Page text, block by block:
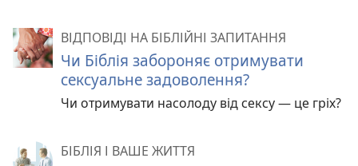
ВІДПОВІДІ НА БІБЛІЙНІ ЗАПИТАННЯ
Чи Біблія забороняє отримувати
сексуальне задоволення?
Чи отримувати насолоду від сексу — це гріх?
БІБЛІЯ І ВАШЕ ЖИТТЯ